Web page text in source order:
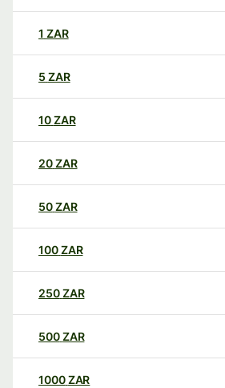
1 ZAR
5 ZAR
10ZAR
20ZAR
50ZAR
100ZAR
250ZAR
500ZAR
1000ZAR